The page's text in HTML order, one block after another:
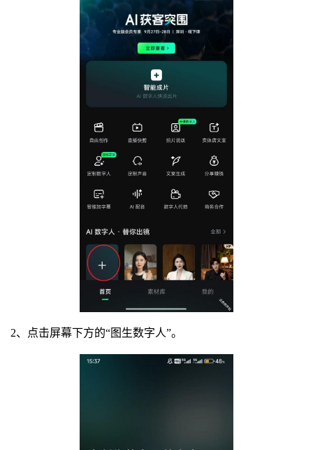
2、点击屏幕下方的“图生数字人”。